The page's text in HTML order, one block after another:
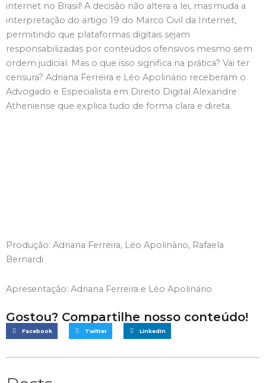
internet no Brasil! A decisão não altera a lei, mas muda a
interpretação do artigo 19 do Marco Civil da Internet,
permitindo que plataformas digitais sejam
responsabilizadas por conteúdos ofensivos mesmo sem
ordem judicial. Mas o que isso significa na prática? Vai ter
censura? Adriana Ferreira e Léo Apolinário receberam o
Advogado e Especialista em Direito Digital Alexandre
Atheniense que explica tudo de forma clara e direta.
Produção: Adriana Ferreira, Léo Apolinário, Rafaela
Bernardi
Apresentação: Adriana Ferreira e Léo Apolinário
Gostou? Compartilhe nosso conteúdo!
Facebook Twitter LinkedIn